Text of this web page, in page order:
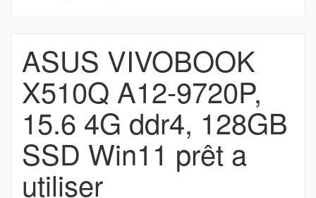
ASUS VIVOBOOK
X510Q A12-9720P,
15.6 4G ddr4, 128GB
SSD Win11 prêt a
utiliser